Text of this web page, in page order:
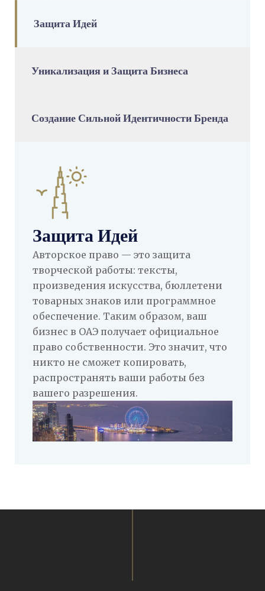
Защита Идей
Уникализация и Защита Бизнеса
Создание Сильной Идентичности Бренда
Защита Идей
Авторское право — это защита
творческой работы: тексты,
произведения искусства, бюллетени
товарных знаков или программное
обеспечение. Таким образом, ваш
бизнес в ОАЭ получает официальное
право собственности. Это значит, что
никто не сможет копировать,
распространять ваши работы без
вашего разрешения.